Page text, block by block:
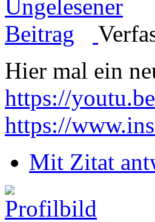
Hier mal ein
https://
https://
Mit Zitat